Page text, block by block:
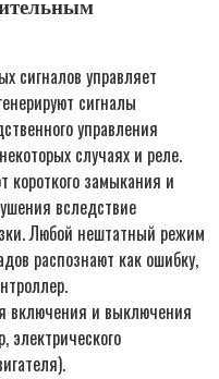
сигналов управляет
сигналы
управления
случаях и реле.
замыкания и
вследствие
Любой нештатный режим
распознают как ошибку,
включения и выключения
электрического